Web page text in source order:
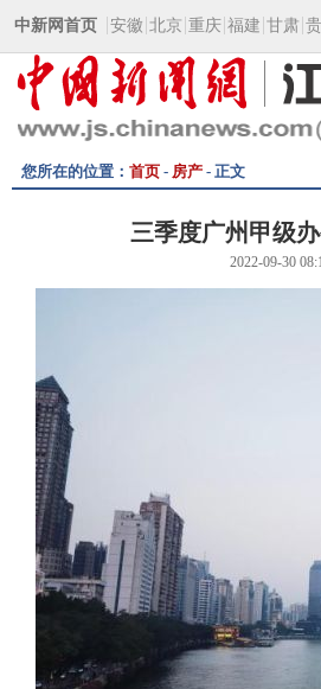
中新网首页 安徽 北京 重庆 福建 甘肃
您所在的位置： 首页- 房产- 正文
三季度广州甲级
2022-09-30